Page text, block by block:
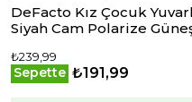
DeFacto Kız Çocuk
Siyah Cam Polarize
₺239,99
Sepette ₺191,99